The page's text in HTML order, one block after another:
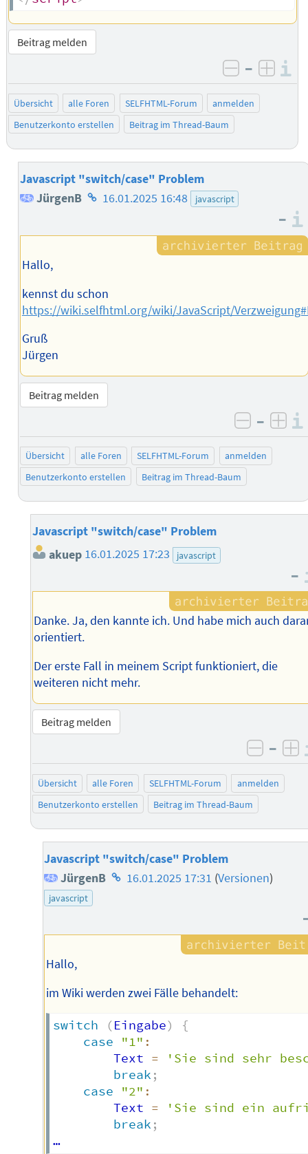
Beitrag melden
negativ
–
Übersicht alle Foren SELFHTML-Forum
anmelden
Benutzerkonto erstellen
Beitrag im Thread-Baum
Javascript "switch/case" Problem
JürgenB Homepage
Autors
16.01.2025 16:48 javascript
–
Hallo,
kennst du schon
https://wiki.selfhtml.org/wiki/JavaScript/
Gruß
Jürgen
Beitrag melden
negativ
–
Übersicht alle Foren SELFHTML-Forum
anmelden
Benutzerkonto erstellen
Beitrag im Thread-Baum
Javascript "switch/case" Problem
akuep 16.01.2025 17:23 javascript
–
Danke. Ja, den kannte ich. Und habe mich auch
orientiert.
Der erste Fall in meinem Script funktioniert, die
weiteren nicht mehr.
Beitrag melden
–
Übersicht alle Foren SELFHTML-Forum
anmelden
Benutzerkonto erstellen
Beitrag im Thread-Baum
Javascript "switch/case" Problem
JürgenB Homepage
16.01.2025 17:31 (Versionen)
javascript
Hallo,
im Wiki werden zwei Fälle behandelt:
switch (Eingabe)
{
case
"1" :
        Text
=
'Sie sind sehr
break ;
case
"2" :
        Text
=
'Sie sind ein
break ;
…